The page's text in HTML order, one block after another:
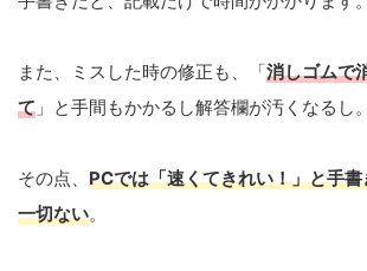
また、ミスした時の修正も、「消しゴムで
て 」と手間もかかるし解答欄が汚くなるし。
その点、 PCでは「速くてきれい！」と手
一切ない。